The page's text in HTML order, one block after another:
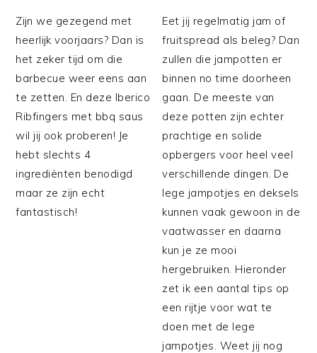
Zijn we gezegend met
heerlijk voorjaars? Dan is
het zeker tijd om die
barbecue weer eens aan
te zetten. En deze Iberico
Ribfingers met bbq saus
wil jij ook proberen! Je
hebt slechts 4
ingrediënten benodigd
maar ze zijn echt
fantastisch!
Eet jij regelmatig jam of
fruitspread als beleg? Dan
zullen die jampotten er
binnen no time doorheen
gaan. De meeste van
deze potten zijn echter
prachtige en solide
opbergers voor heel veel
verschillende dingen. De
lege jampotjes en deksels
kunnen vaak gewoon in de
vaatwasser en daarna
kun je ze mooi
hergebruiken. Hieronder
zet ik een aantal tips op
een rijtje voor wat te
doen met de lege
jampotjes. Weet jij nog